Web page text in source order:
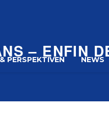
PERSPEKTIVEN NEWS
– ENFIN